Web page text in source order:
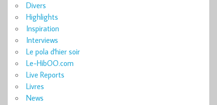
Divers
Highlights
Inspiration
Interviews
Le pola d'hier soir
Le-HibOO.com
Live Reports
Livres
News